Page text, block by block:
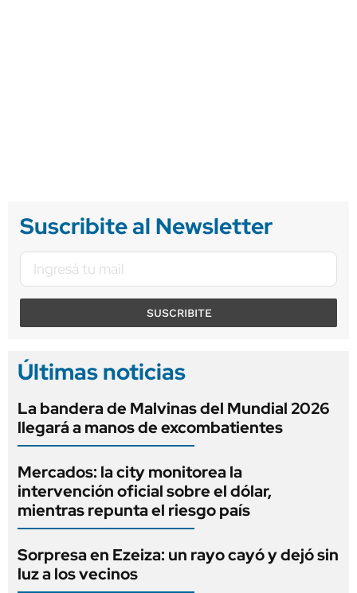
Suscribite al Newsletter
SUSCRIBITE
Últimas noticias
La bandera de Malvinas del Mundial 2026
llegará a manos de excombatientes
Mercados: la city monitorea la
intervención oficial sobre el dólar,
mientras repunta el riesgo país
Sorpresa en Ezeiza: un rayo cayó y dejó sin
luz a los vecinos